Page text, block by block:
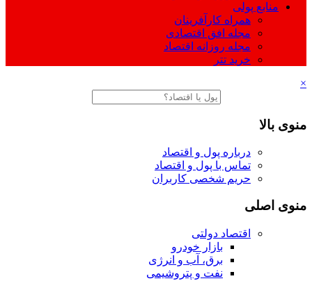
منابع پولی
همراه کارآفرینان
مجله افق اقتصادی
مجله روزانه اقتصاد
خرید تتر
×
منوی بالا
درباره پول و اقتصاد
تماس با پول و اقتصاد
حریم شخصی کاربران
منوی اصلی
اقتصاد دولتی
بازار خودرو
برق، آب و انرژی
نفت و پتروشیمی